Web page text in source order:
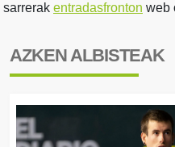
sarrerak entradasfronton web
AZKEN ALBISTEAK